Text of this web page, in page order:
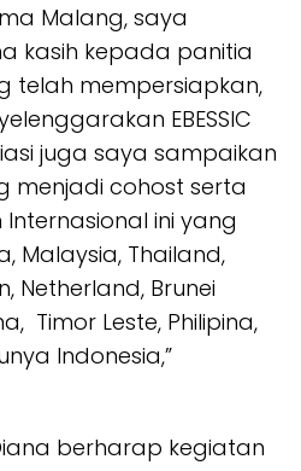
Malang, saya
kasih kepada panitia
telah mempersiapkan,
EBESSIC
juga saya sampaikan
menjadi cohost serta
ini yang
Malaysia, Thailand,
Netherland, Brunei
Timor Leste, Philipina,
Indonesia,”
berharap kegiatan